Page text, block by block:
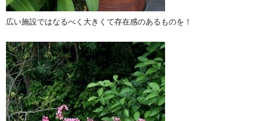
広い施設ではなるべく大きくて存在感のあるものを！